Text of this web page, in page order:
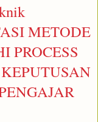
METODE
PROCESS